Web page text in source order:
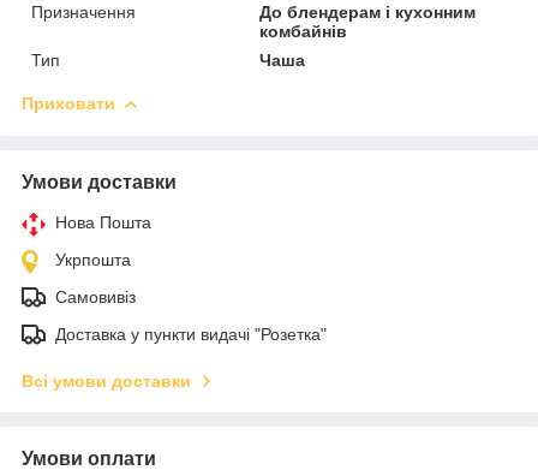
Призначення
До блендерам і кухонним
комбайнів
Тип
Чаша
Приховати
Умови доставки
Нова Пошта
Укрпошта
Самовивіз
Доставка у пункти видачі "Розетка"
Всі умови доставки
Умови оплати